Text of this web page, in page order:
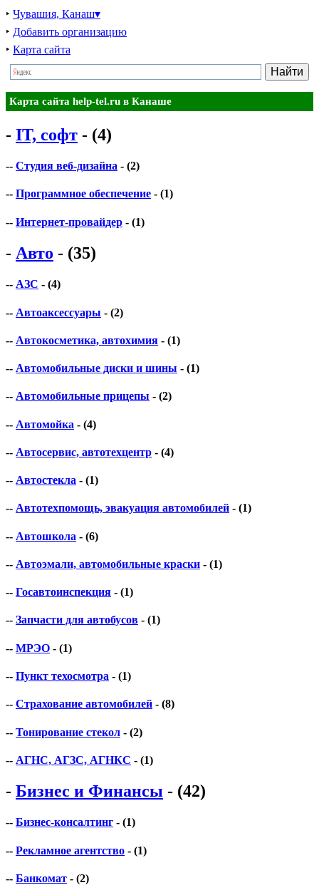
‣ Чувашия, Канаш▾
‣ Добавить организацию
‣ Карта сайта
Карта сайта help-tel.ru в Канаше
- IT, софт - (4)
-- Студия веб-дизайна - (2)
-- Программное обеспечение - (1)
-- Интернет-провайдер - (1)
- Авто - (35)
-- АЗС - (4)
-- Автоаксессуары - (2)
-- Автокосметика, автохимия - (1)
-- Автомобильные диски и шины - (1)
-- Автомобильные прицепы - (2)
-- Автомойка - (4)
-- Автосервис, автотехцентр - (4)
-- Автостекла - (1)
-- Автотехпомощь, эвакуация автомобилей - (1)
-- Автошкола - (6)
-- Автоэмали, автомобильные краски - (1)
-- Госавтоинспекция - (1)
-- Запчасти для автобусов - (1)
-- МРЭО - (1)
-- Пункт техосмотра - (1)
-- Страхование автомобилей - (8)
-- Тонирование стекол - (2)
-- АГНС, АГЗС, АГНКС - (1)
- Бизнес и Финансы - (42)
-- Бизнес-консалтинг - (1)
-- Рекламное агентство - (1)
-- Банкомат - (2)